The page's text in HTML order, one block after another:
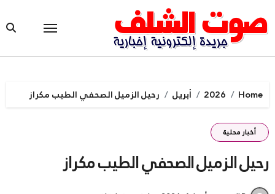
to
content
Home
2026 أبريل رحيل الزميل الصحفي الطيب مكراز
أخبار محلية
رحيل الزميل الصحفي الطيب مكراز